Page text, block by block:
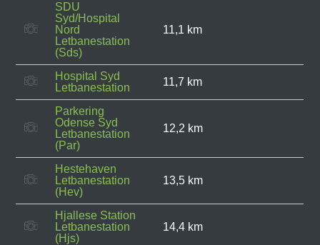
SDU
Syd/Hospital
Nord
Letbanestation
(Sds)
11,1 km
Hospital Syd
Letbanestation
11,7 km
Parkering
Odense Syd
Letbanestation
(Par)
12,2 km
Hestehaven
Letbanestation
(Hev)
13,5 km
Hjallese Station
Letbanestation
(Hjs)
14,4 km